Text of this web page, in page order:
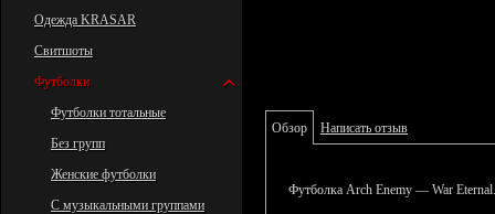
Одежда KRASAR
Свитшоты
Футболки
Футболки тотальные
Без групп
Женские футболки
С музыкальными группами
Обзор Написать отзыв
Футболка Arch Enemy — War Eternal.